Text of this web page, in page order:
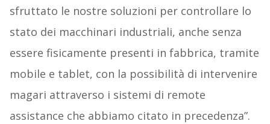
sfruttato le nostre soluzioni per controllare lo
stato dei macchinari industriali, anche senza
essere fisicamente presenti in fabbrica, tramite
mobile e tablet, con la possibilità di intervenire
magari attraverso i sistemi di remote
assistance che abbiamo citato in precedenza”.